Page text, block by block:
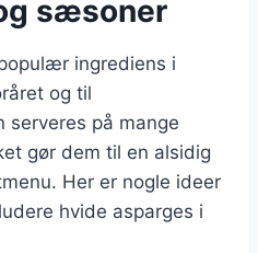
sæsoner
ingrediens i
og til
serveres på mange
gør dem til en alsidig
Her er nogle ideer
hvide asparges i